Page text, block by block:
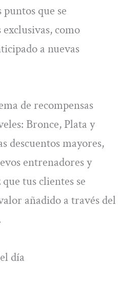
puntos que se
como
a nuevas
de recompensas
Bronce, Plata y
descuentos mayores,
entrenadores y
tus clientes se
añadido a través del
día